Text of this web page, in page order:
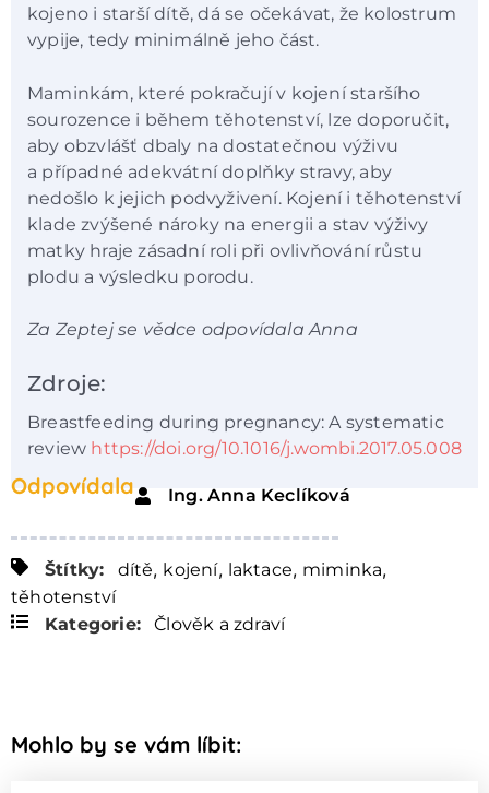
kojeno i starší dítě, dá se očekávat, že kolostrum
vypije, tedy minimálně jeho část.
Maminkám, které pokračují v kojení staršího
sourozence i během těhotenství, lze doporučit,
aby obzvlášť dbaly na dostatečnou výživu
a případné adekvátní doplňky stravy, aby
nedošlo k jejich podvyživení. Kojení i těhotenství
klade zvýšené nároky na energii a stav výživy
matky hraje zásadní roli při ovlivňování růstu
plodu a výsledku porodu.
Za Zeptej se vědce odpovídala Anna
Zdroje:
Breastfeeding during pregnancy: A systematic
review https://doi.org/10.1016/j.wombi.2017.05.008
Odpovídala Ing. Anna Keclíková
Štítky: dítě, kojení, laktace, miminka,
těhotenství
Kategorie:
Člověk a zdraví
Mohlo by se vám líbit: